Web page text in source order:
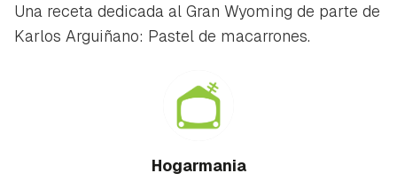
Una receta dedicada al Gran Wyoming de parte de
Karlos Arguiñano: Pastel de macarrones.
Hogarmania